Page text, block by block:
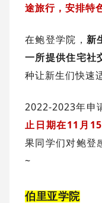
途旅行，安排特
在鲍登学院，新
一所提供住宅社
种让新生们快速
2022-2023年申
止日期在11月
果同学们对鲍登
~
伯里亚学院